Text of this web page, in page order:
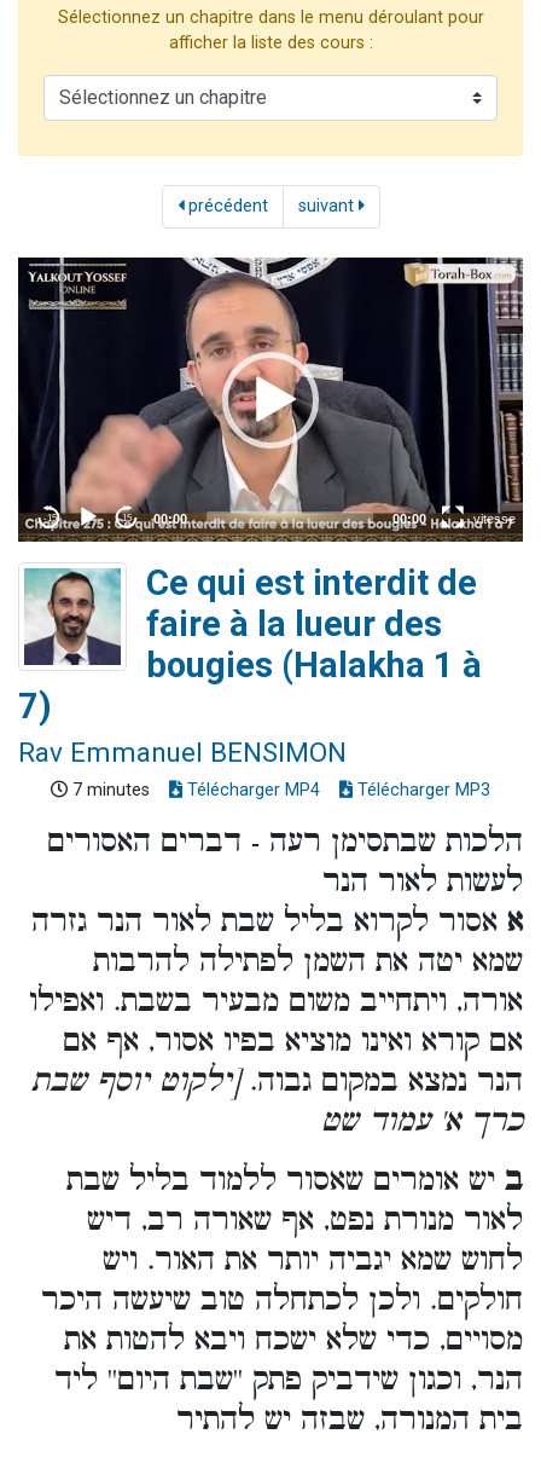
3 personnes viennent de faire un don pour Événements Torah-Box
Sélectionnez un chapitre dans le menu déroulant pour
afficher la liste des cours :
précédent suivant
Ce qui est interdit de
faire à la lueur des
bougies (Halakha 1 à
7)
Rav Emmanuel BENSIMON
7 minutes Télécharger MP4 Télécharger MP3
הלכות שבתסימן רעה - דברים האסורים
לעשות לאור הנר
א אסור לקרוא בליל שבת לאור הנר גזרה
שמא יטה את השמן לפתילה להרבות
אורה, ויתחייב משום מבעיר בשבת. ואפילו
אם קורא ואינו מוציא בפיו אסור, אף אם
הנר נמצא במקום גבוה.[ילקוט יוסף שבת
כרך א' עמוד שט
ב יש אומרים שאסור ללמוד בליל שבת
לאור מנורת נפט, אף שאורה רב, דיש
לחוש שמא יגביה יותר את האור. ויש
חולקים. ולכן לכתחלה טוב שיעשה היכר
מסויים, כדי שלא ישכח ויבא להטות את
הנר, וכגון שידביק פתק ''שבת היום'' ליד
בית המנורה, שבזה יש להתיר